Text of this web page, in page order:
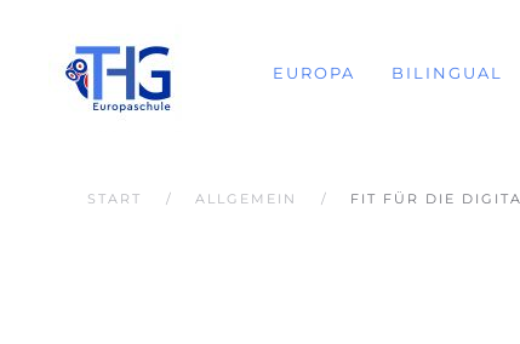
EUROPA BILINGUAL
START ALLGEMEIN FIT FÜR DIE